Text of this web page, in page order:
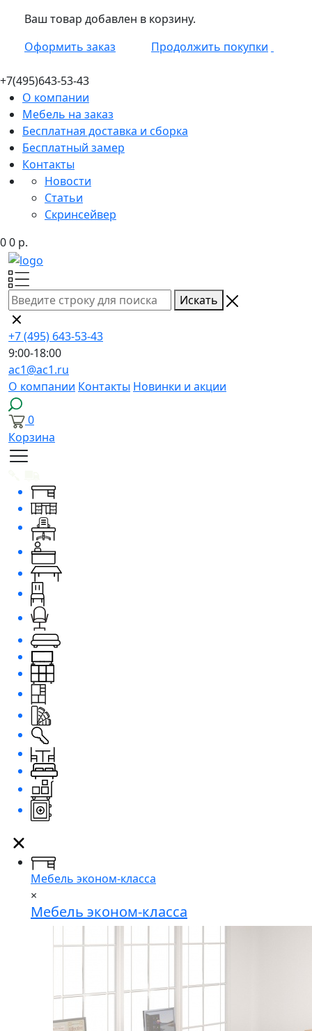
Ваш товар добавлен в корзину.
Оформить заказ
Продолжить покупки
+7(495)643-53-43
О компании
Мебель на заказ
Бесплатная доставка и сборка
Бесплатный замер
Контакты
Новости
Статьи
Скринсейвер
00 р.
Искать
+7 (495) 643-53-43
9:00-18:00
ac1@ac1.ru
О компании Контакты Новинки и акции
0
Корзина
Мебель эконом-класса
×
Мебель эконом-класса